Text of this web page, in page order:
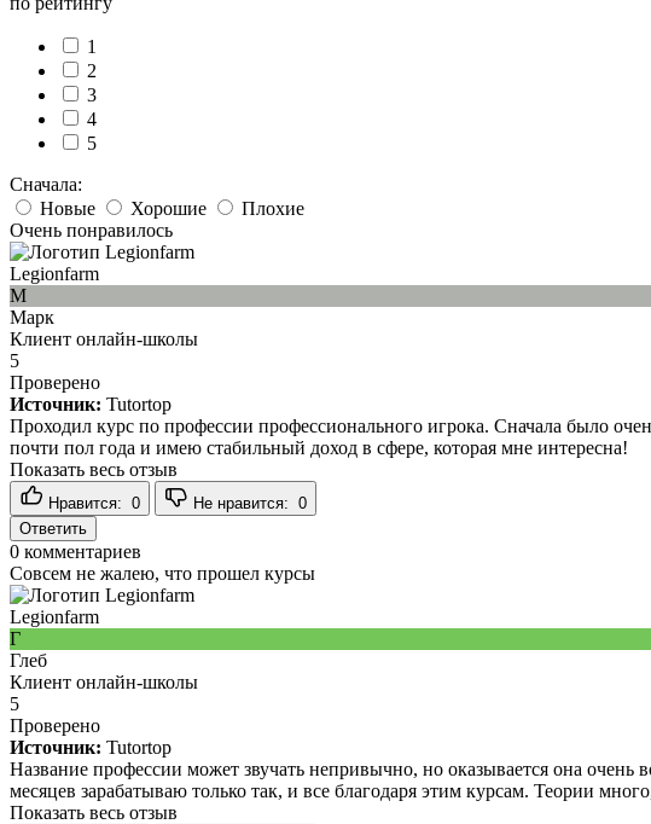
1
2
3
4
5
Сначала:
Новые
Хорошие
Плохие
Очень понравилось
Legionfarm
М
Марк
Клиент онлайн-школы
5
Проверено
Источник: Tutortop
Проходил курс по профессии профессионального игрока. Сначала было
почти пол года и имею стабильный доход в сфере, которая мне интересна!
Показать весь отзыв
Нравится: 0 Не нравится: 0
Ответить
0 комментариев
Совсем не жалею, что прошел курсы
Legionfarm
Г
Глеб
Клиент онлайн-школы
5
Проверено
Источник: Tutortop
Название профессии может звучать непривычно, но оказывается она очень
месяцев зарабатываю только так, и все благодаря этим курсам. Теории
Показать весь отзыв